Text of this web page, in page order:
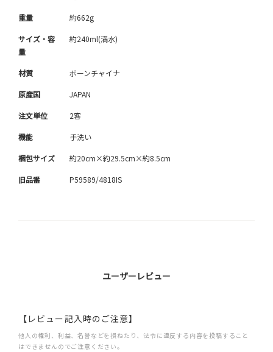
重量 約662g
サイズ・容
量
約240ml(満水)
材質 ボーンチャイナ
原産国 JAPAN
注文単位 2客
機能 手洗い
梱包サイズ 約20cm×約29.5cm×約8.5cm
旧品番 P59589/4818IS
ユーザーレビュー
【レビュー記入時のご注意】
他人の権利、利益、名誉などを損ねたり、法令に違反する内容を投稿すること
はできませんのでご注意ください。